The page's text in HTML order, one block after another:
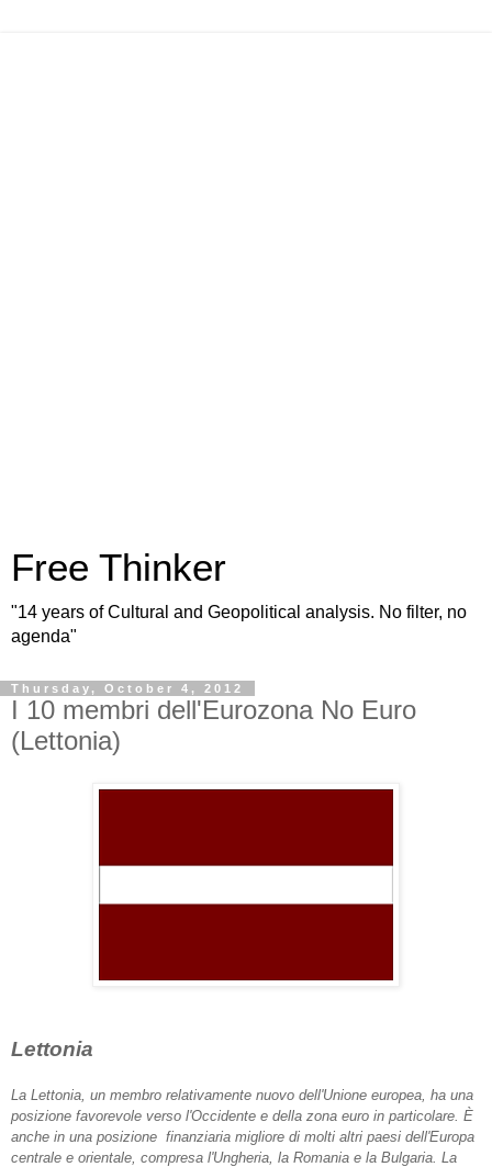
Free Thinker
"14 years of Cultural and Geopolitical analysis. No filter, no
agenda"
Thursday, October 4, 2012
I 10 membri dell'Eurozona No Euro
(Lettonia)
Lettonia
La Lettonia, un membro relativamente nuovo dell'Unione europea, ha una
posizione favorevole verso l'Occidente e della zona euro in particolare. È
anche in una posizione finanziaria migliore di molti altri paesi dell'Europa
centrale e orientale, compresa l'Ungheria, la Romania e la Bulgaria. La